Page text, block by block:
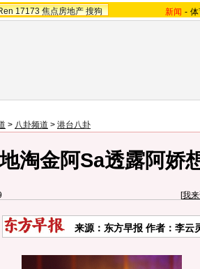
17173 焦点房地产 搜狗 新闻 -
> 八卦频道 > 港台八卦
淘金阿Sa透露阿娇
[我
来源：东方早报 作者：李云